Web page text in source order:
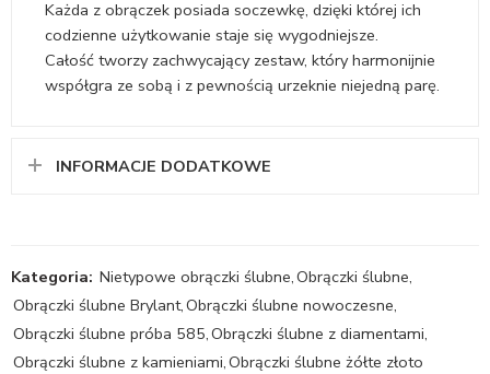
Każda z obrączek posiada soczewkę, dzięki której ich
codzienne użytkowanie staje się wygodniejsze.
Całość tworzy zachwycający zestaw, który harmonijnie
współgra ze sobą i z pewnością urzeknie niejedną parę.
INFORMACJE DODATKOWE
Kategoria: Nietypowe obrączki ślubne,Obrączki ślubne,
Obrączki ślubne Brylant,Obrączki ślubne nowoczesne,
Obrączki ślubne próba 585,Obrączki ślubne z diamentami,
Obrączki ślubne z kamieniami,Obrączki ślubne żółte złoto